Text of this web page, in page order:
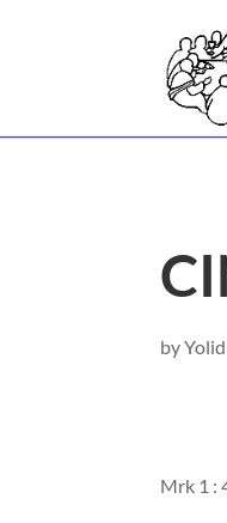
by
Mrk 1 :